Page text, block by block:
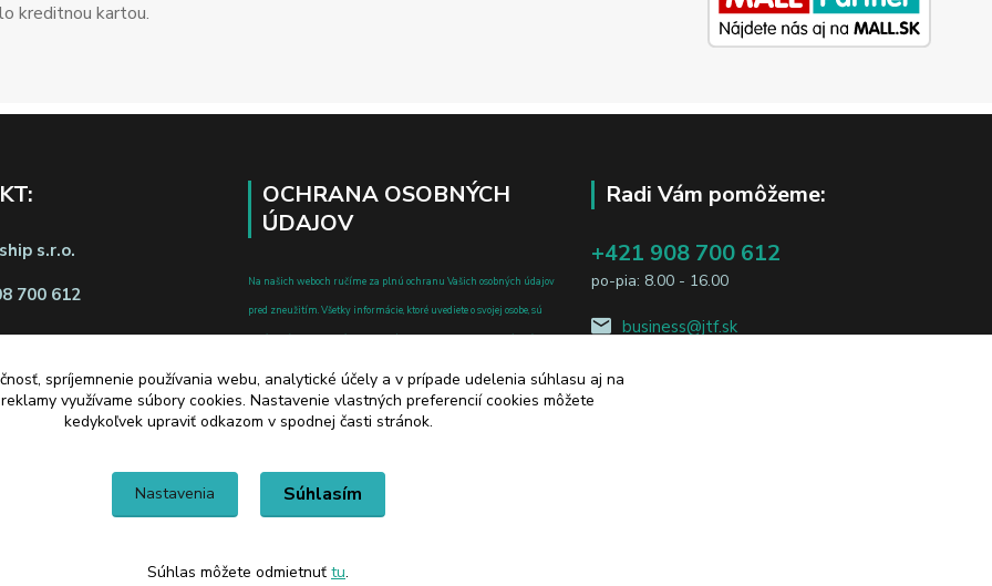
kreditnou kartou.
s.r.o.
700 612
zmluvy tu
OCHRANA OSOBNÝCH
ÚDAJOV
Na našich weboch ručíme za plnú ochranu Vašich osobných údajov
pred zneužitím. Všetky informácie, ktoré uvediete o svojej osobe, sú
chránené v zmysle zákona č.122/2013 Z.z. o ochrane osobných údajov
Radi Vám pomôžeme:
+421 908 700 612
po-pia: 8.00 - 16.00
business@jtf.sk
spríjemnenie používania webu, analytické účely a v prípade udelenia súhlasu aj na
využívame súbory cookies. Nastavenie vlastných preferencií cookies môžete
kedykoľvek upraviť odkazom v spodnej časti stránok.
Nastavenia Súhlasím
Súhlas môžete odmietnuť tu.